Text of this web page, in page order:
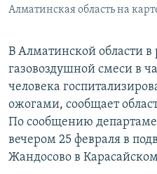
Алматинская область на
В Алматинской области в
газовоздушной смеси в
человека
ожогами, сообщает
По сообщению
вечером 25 февраля в
Жандосово в